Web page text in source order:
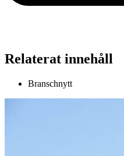
Relaterat innehåll
Branschnytt